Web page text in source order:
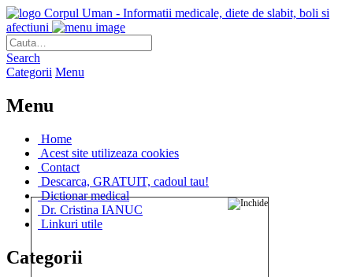
Corpul Uman - Informatii medicale, diete de slabit, boli si
afectiuni
Search
Categorii Menu
Menu
Home
Acest site utilizeaza cookies
Contact
Descarca, GRATUIT, cadoul tau!
Dictionar medical
Dr. Cristina IANUC
Linkuri utile
Categorii